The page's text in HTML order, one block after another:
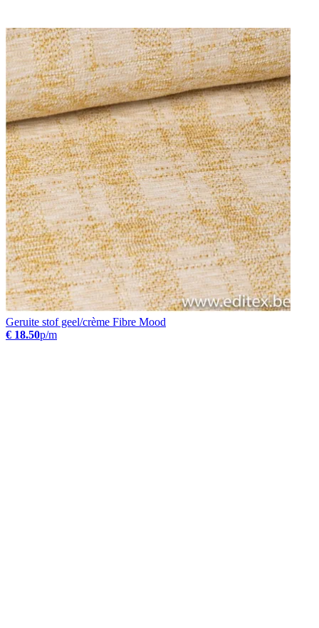
Geruite stof geel/crème Fibre Mood
€ 18.50p/m